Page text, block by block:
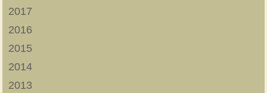
2017
2016
2015
2014
2013